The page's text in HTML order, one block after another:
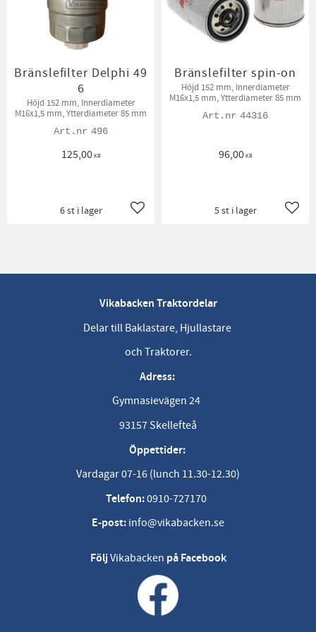
Bränslefilter Delphi 49
6
Höjd 152 mm, Innerdiameter
M16x1,5 mm, Ytterdiameter 85 mm
496
125,00KR
Lägg till i favoriter
6 st i lager
Bränslefilter spin-on
Höjd 152 mm, Innerdiameter
M16x1,5 mm, Ytterdiameter 85 mm
44316
96,00KR
5 st i lager
Vikabacken Traktordelar
Delar till Baklastare, Hjullastare
och Traktorer.
Adress:
Gymnasievägen 24
93157 Skellefteå
Öppettider:
Vardagar 07-16 (lunch 11.30-12.30)
Telefon:0910-727170
E-post: info@vikabacken.se
FöljVikabacken på Facebook